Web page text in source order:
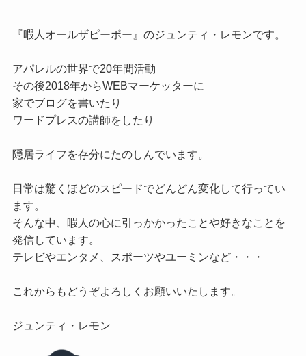
『暇人オールザピーポー』のジュンティ・レモンです。
アパレルの世界で20年間活動
その後2018年からWEBマーケッターに
家でブログを書いたり
ワードプレスの講師をしたり
隠居ライフを存分にたのしんでいます。
日常は驚くほどのスピードでどんどん変化して行ってい
ます。
そんな中、暇人の心に引っかかったことや好きなことを
発信しています。
テレビやエンタメ、スポーツやユーミンなど・・・
これからもどうぞよろしくお願いいたします。